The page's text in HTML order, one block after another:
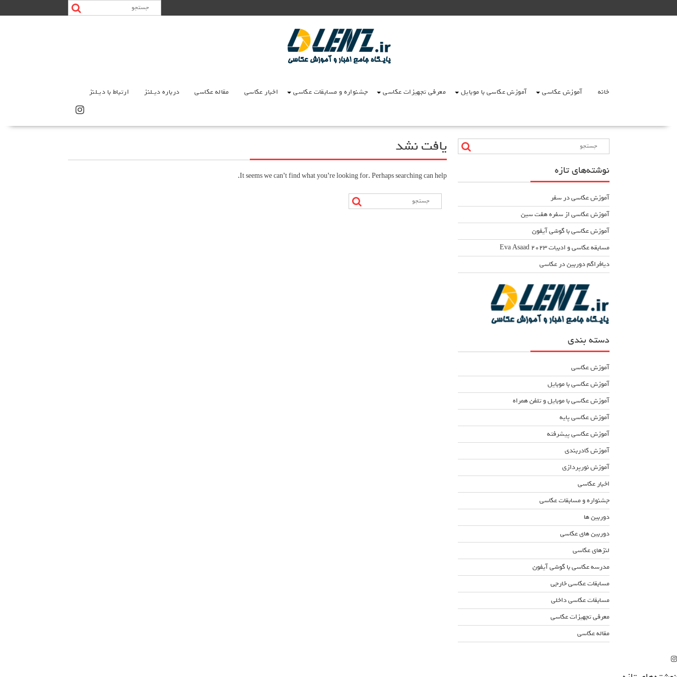
to
خانه آموزش عکاسی آموزش عکاسی با موبایل معرفی تجهیزات عکاسی جشنواره و مسابقات عکاسی اخبار عکاسی مقاله عکاسی درباره دیـلنز ارتباط با دیـلنز
یافت نشد
It seems we can’t find what you’re looking for. Perhaps searching can help. نوشته‌های تازه
آموزش عکاسی در سفر
آموزش عکاسی از سفره هفت سین
آموزش عکاسی با گوشی آیفون
مسابقه عکاسی و ادبیات Eva Asaad ۲۰۲۳
دیافراگم دوربین در عکاسی
دسته بندی
آموزش عکاسی
آموزش عکاسی با موبایل
آموزش عکاسی با موبایل و تلفن همراه
آموزش عکاسی پایه
آموزش عکاسی پیشرفته
آموزش کادربندی
آموزش نورپردازی
اخبار عکاسی
جشنواره و مسابقات عکاسی
دوربین ها
دوربین های عکاسی
لنزهای عکاسی
مدرسه عکاسی با گوشی آیفون
مسابقات عکاسی خارجی
مسابقات عکاسی داخلی
معرفی تجهیزات عکاسی
مقاله عکاسی